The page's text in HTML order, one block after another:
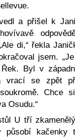
a přišel k
di,“ řekla
jsem.
Byl v
vrací se zpět
Chce
Osudu.“
U tří
kačenky